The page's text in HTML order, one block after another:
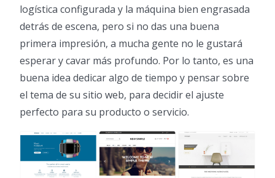
logística configurada y la máquina bien engrasada
detrás de escena, pero si no das una buena
primera impresión, a mucha gente no le gustará
esperar y cavar más profundo. Por lo tanto, es una
buena idea dedicar algo de tiempo y pensar sobre
el tema de su sitio web, para decidir el ajuste
perfecto para su producto o servicio.